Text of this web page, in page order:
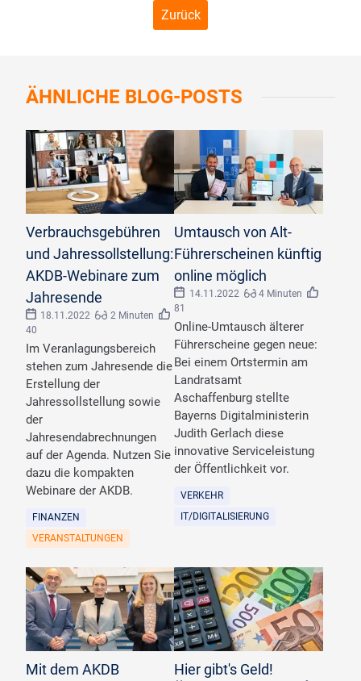
Zurück
ÄHNLICHE BLOG-POSTS
Verbrauchsgebühren
und Jahressollstellung:
AKDB-Webinare zum
Jahresende
18.11.2022
2 Minuten
40
Im Veranlagungsbereich
stehen zum Jahresende die
Erstellung der
Jahressollstellung sowie
der
Jahresendabrechnungen
auf der Agenda. Nutzen Sie
dazu die kompakten
Webinare der AKDB.
FINANZEN
VERANSTALTUNGEN
Umtausch von Alt-
Führerscheinen künftig
online möglich
14.11.2022
4 Minuten
81
Online-Umtausch älterer
Führerscheine gegen neue:
Bei einem Ortstermin am
Landratsamt
Aschaffenburg stellte
Bayerns Digitalministerin
Judith Gerlach diese
innovative Serviceleistung
der Öffentlichkeit vor.
VERKEHR
IT/DIGITALISIERUNG
Mit dem AKDB
Hier gibt's Geld!